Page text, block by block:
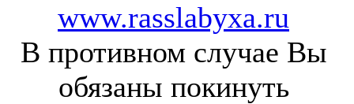
www.rasslabyxa.ru
В противном случае Вы
обязаны покинуть